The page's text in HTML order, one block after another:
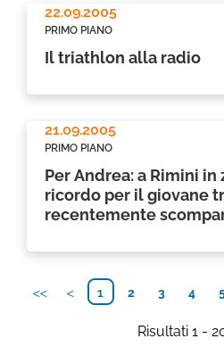
22.09.2005
PRIMO PIANO
Il triathlon alla radio
21.09.2005
PRIMO PIANO
Per Andrea: a Rimini in
ricordo per il giovane
recentemente
1 2 3 4
Risultati 1 -